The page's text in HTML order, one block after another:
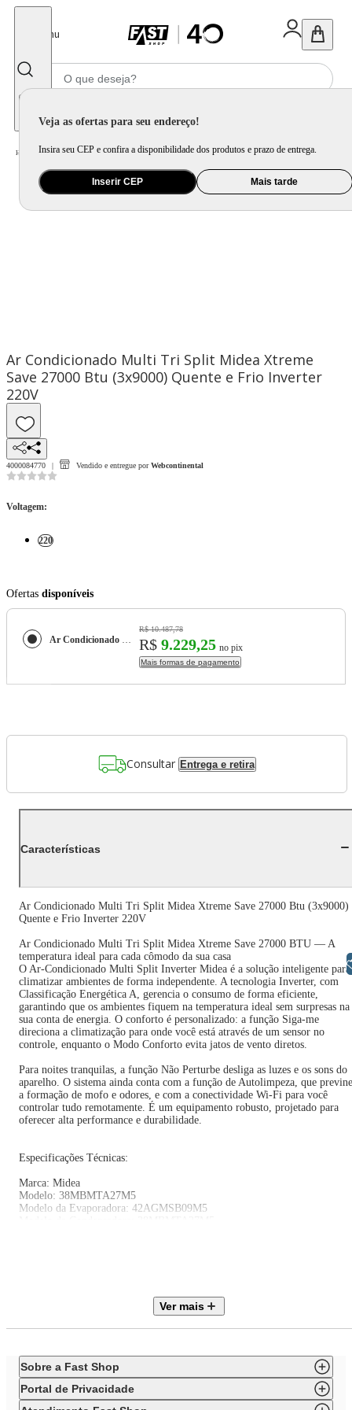
Menu
Veja as ofertas para seu endereço!
Insira seu CEP e confira a disponibilidade dos produtos e prazo de entrega.
Inserir CEP Mais tarde
Home Ar e Ventilação / Ar Condicionado
Ar Condicionado Multi Tri Split Midea Xtreme
Save 27000 Btu (3x9000) Quente e Frio Inverter
220V
4000084770 Vendido e entregue por Webcontinental
Voltagem:
220
Ofertas disponíveis
Ar Condicionado Multi Tri Split Midea Xtreme Save 27000 Btu (3x9000) Quente e Frio Inverter 220V
R$ 10.487,78
R$ 9.229,25 no pix
Mais formas de pagamento
Consultar Entrega e retira
Características
Ar Condicionado Multi Tri Split Midea Xtreme Save 27000 Btu (3x9000)
Quente e Frio Inverter 220V
Ar Condicionado Multi Tri Split Midea Xtreme Save 27000 BTU — A
temperatura ideal para cada cômodo da sua casa
O Ar-Condicionado Multi Split Inverter Midea é a solução inteligente para
climatizar ambientes de forma independente. A tecnologia Inverter, com
Classificação Energética A, gerencia o consumo de forma eficiente,
garantindo que os ambientes fiquem na temperatura ideal sem surpresas na
sua conta de energia. O conforto é personalizado: a função Siga-me
direciona a climatização para onde você está através de um sensor no
controle, enquanto o Modo Conforto evita jatos de vento diretos.
Para noites tranquilas, a função Não Perturbe desliga as luzes e os sons do
aparelho. O sistema ainda conta com a função de Autolimpeza, que previne
a formação de mofo e odores, e com a conectividade Wi-Fi para você
controlar tudo remotamente. É um equipamento robusto, projetado para
oferecer alta performance e durabilidade.
Especificações Técnicas:
Marca: Midea
Modelo: 38MBMTA27M5
Modelo da Evaporadora: 42AGMSB09M5
Velocidade de ventilação: Baixa, média, alta e automática
Funções: Favorito, siga-me, oscilar, turbo e não pertube, autolimpeza,
Vazão de Ar: 550 m³/min
Vazão de Ar: 520 m³/min
Consumo de Energia: 7,91 kWh
Dimensões Condensadora: 89 L x 67,3 A x 34,2 P cm
Ver mais
Sobre a Fast Shop
Portal de Privacidade
Libras